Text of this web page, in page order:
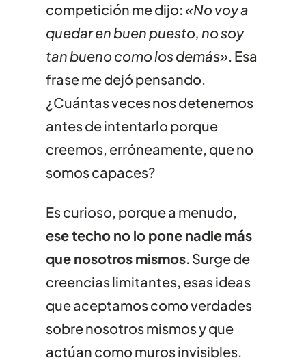
competición me dijo:«No voy a
quedar en buen puesto, no soy
tan bueno como los demás». Esa
frase me dejó pensando.
¿Cuántas veces nos detenemos
antes de intentarlo porque
creemos, erróneamente, que no
somos capaces?
Es curioso, porque a menudo,
ese techo no lo pone nadie más
que nosotros mismos. Surge de
creencias limitantes, esas ideas
que aceptamos como verdades
sobre nosotros mismos y que
actúan como muros invisibles.